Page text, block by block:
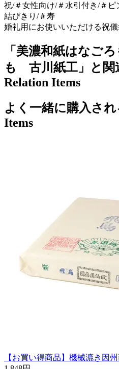
祝/＃女性向け/＃水引付き/＃ピ
結びきり/＃寿
婚礼用にお使いいただける祝儀
「美濃和紙はな
も 古川紙工」と関
Relation Items
よく一緒に購入さ
Items
【お買い得商品】機械漉き因